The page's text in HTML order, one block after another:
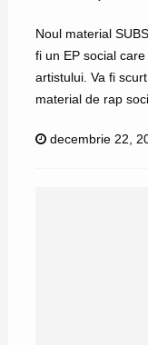
Noul material
fi un EP social
artistului. Va fi
material de rap
decembrie 22,